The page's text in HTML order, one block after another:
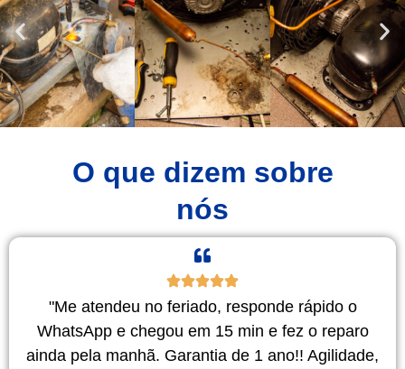
O que dizem sobre
nós
"Me atendeu no feriado, responde rápido o
WhatsApp e chegou em 15 min e fez o reparo
ainda pela manhã. Garantia de 1 ano!! Agilidade,